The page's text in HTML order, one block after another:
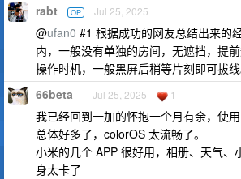
rabt OP Jul 25, 2025
@ufan0 #1 根据成功的网友总结出来的
内，一般没有单独的房间，无遮挡，提
操作时机，一般黑屏后稍等片刻即可拔线
66beta Jul 25, 2025 1
我已经回到一加的怀抱一个月有余，使
总体好多了，colorOS 太流畅了。
小米的几个 APP 很好用，相册、天气、
身太卡了